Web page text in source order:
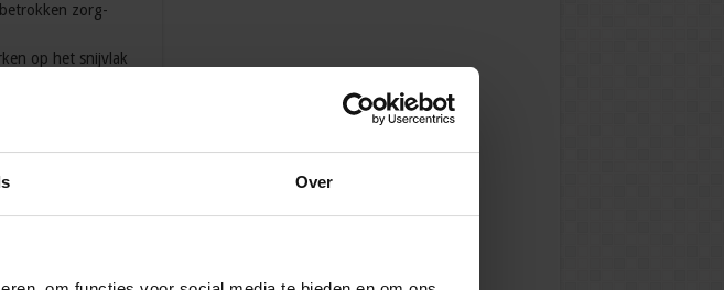
Over
zorg-
op het snijvlak
en werk je aan